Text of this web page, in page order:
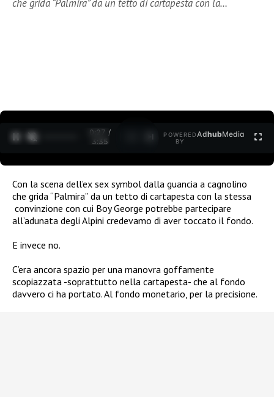
che grida “Palmira” da un tetto di cartapesta con la…
0:27 /
3:35
POWERED
BY
AdhubMedia
Con la scena dell’ex sex symbol dalla guancia a cagnolino
che grida “Palmira” da un tetto di cartapesta con la stessa
convinzione con cui Boy George potrebbe partecipare
all’adunata degli Alpini credevamo di aver toccato il fondo.
E invece no.
C’era ancora spazio per una manovra goffamente
scopiazzata -soprattutto nella cartapesta- che al fondo
davvero ci ha portato. Al fondo monetario, per la precisione.